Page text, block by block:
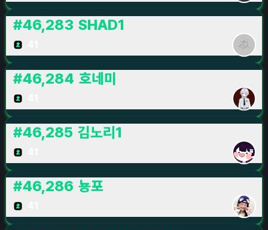
#46,283 SHAD1
#46,284 호네미
#46,285 김노리1
#46,286 뇽포